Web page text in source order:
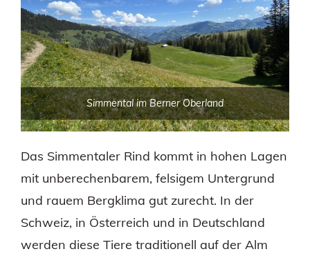
Simmental im Berner Oberland
Das Simmentaler Rind kommt in hohen Lagen
mit unberechenbarem, felsigem Untergrund
und rauem Bergklima gut zurecht. In der
Schweiz, in Österreich und in Deutschland
werden diese Tiere traditionell auf der Alm